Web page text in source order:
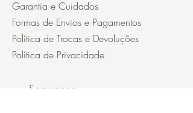
Garantia e Cuidados
Formas de Envios e Pagamentos
Política de Trocas e Devoluções
Política de Privacidade
Segurança